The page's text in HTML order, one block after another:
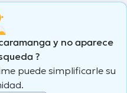
y no aparece
?
puede simplificarle su